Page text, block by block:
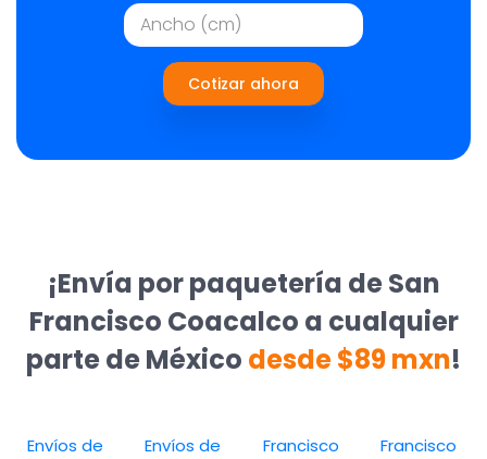
Cotizar ahora
¡Envía por paquetería de San
Francisco Coacalco a cualquier
parte de México desde $89 mxn!
Envíos de
Envíos de
Francisco
Francisco